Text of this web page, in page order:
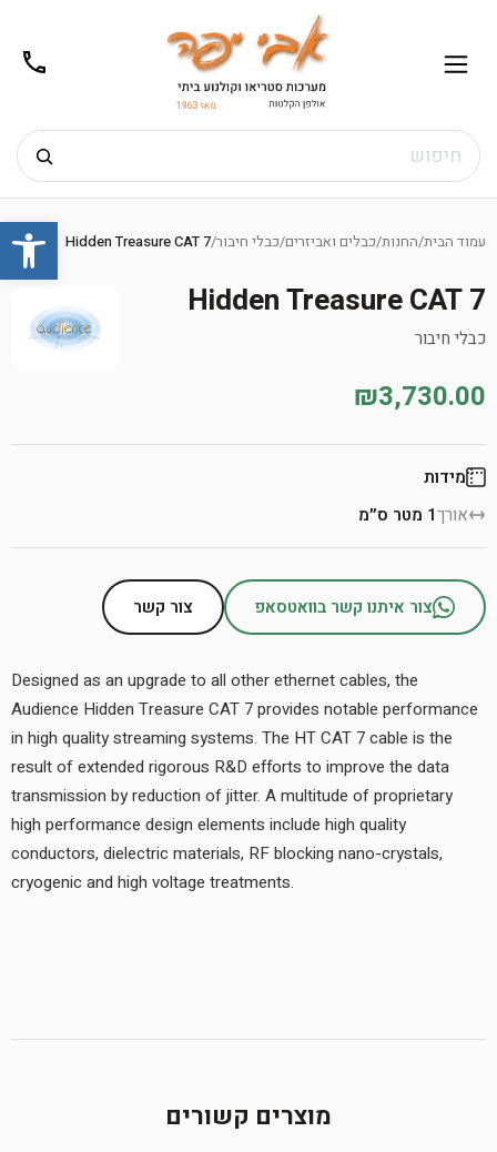
Skip
content
חיפוש
תפריט 02-
עמוד הבית/החנות/כבלים ואביזרים/כבלי חיבור/
Hidden Treasure CAT 7
Hidden Treasure CAT 7
כבלי חיבור
₪3,730.00
מידות
אורך1 מטר ס״מ
צור איתנו קשר בוואטסאפ צור קשר
Designed as an upgrade to all other ethernet cables, the
Audience Hidden Treasure CAT 7 provides notable performance
in high quality streaming systems. The HT CAT 7 cable is the
result of extended rigorous R&D efforts to improve the data
transmission by reduction of jitter. A multitude of proprietary
high performance design elements include high quality
conductors, dielectric materials, RF blocking nano-crystals,
cryogenic and high voltage treatments.
מוצרים קשורים